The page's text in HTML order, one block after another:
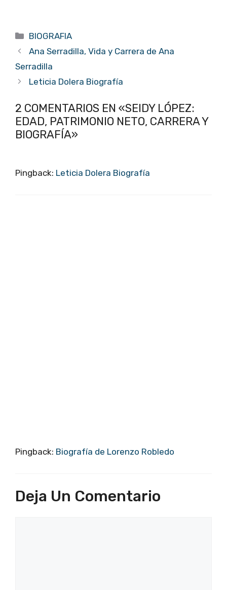
Categorías
BIOGRAFIA
Ana Serradilla, Vida y Carrera de Ana
Serradilla
Leticia Dolera Biografía
2 COMENTARIOS EN «SEIDY LÓPEZ:
EDAD, PATRIMONIO NETO, CARRERA Y
BIOGRAFÍA»
Pingback: Leticia Dolera Biografía
Pingback: Biografía de Lorenzo Robledo
Deja Un Comentario